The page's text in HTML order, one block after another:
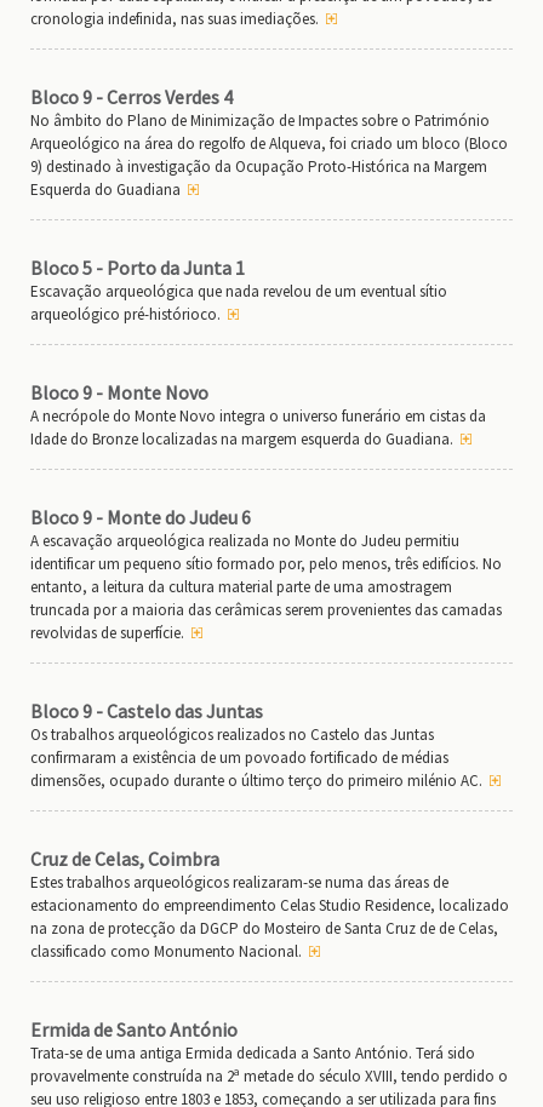
cronologia indefinida, nas suas imediações.
Bloco 9 - Cerros Verdes 4
No âmbito do Plano de Minimização de Impactes sobre o Património
Arqueológico na área do regolfo de Alqueva, foi criado um bloco (Bloco
9) destinado à investigação da Ocupação Proto-Histórica na Margem
Esquerda do Guadiana
Bloco 5 - Porto da Junta 1
Escavação arqueológica que nada revelou de um eventual sítio
arqueológico pré-histórioco.
Bloco 9 - Monte Novo
A necrópole do Monte Novo integra o universo funerário em cistas da
Idade do Bronze localizadas na margem esquerda do Guadiana.
Bloco 9 - Monte do Judeu 6
A escavação arqueológica realizada no Monte do Judeu permitiu
identificar um pequeno sítio formado por, pelo menos, três edifícios. No
entanto, a leitura da cultura material parte de uma amostragem
truncada por a maioria das cerâmicas serem provenientes das camadas
revolvidas de superfície.
Bloco 9 - Castelo das Juntas
Os trabalhos arqueológicos realizados no Castelo das Juntas
confirmaram a existência de um povoado fortificado de médias
dimensões, ocupado durante o último terço do primeiro milénio AC.
Cruz de Celas, Coimbra
Estes trabalhos arqueológicos realizaram-se numa das áreas de
estacionamento do empreendimento Celas Studio Residence, localizado
na zona de protecção da DGCP do Mosteiro de Santa Cruz de de Celas,
classificado como Monumento Nacional.
Ermida de Santo António
Trata-se de uma antiga Ermida dedicada a Santo António. Terá sido
provavelmente construída na 2ª metade do século XVIII, tendo perdido o
seu uso religioso entre 1803 e 1853, começando a ser utilizada para fins